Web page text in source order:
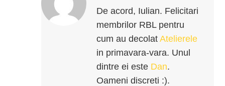
De acord, Iulian. Felicitari
membrilor RBL pentru
cum au decolatAtelierele
in primavara-vara. Unul
dintre ei este Dan.
Oameni discreti :).